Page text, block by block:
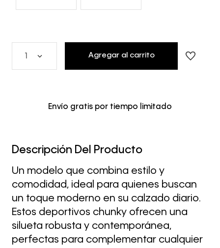
Agregar al carrito
Envío gratis por tiempo limitado
Descripción Del Producto
Un modelo que combina estilo y
comodidad, ideal para quienes buscan
un toque moderno en su calzado diario.
Estos deportivos chunky ofrecen una
silueta robusta y contemporánea,
perfectas para complementar cualquier